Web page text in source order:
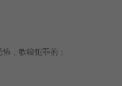
，教唆犯罪的；